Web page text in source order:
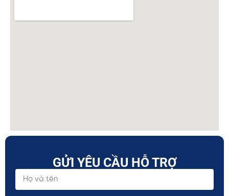
GỬI YÊU CẦU HỖ TRỢ